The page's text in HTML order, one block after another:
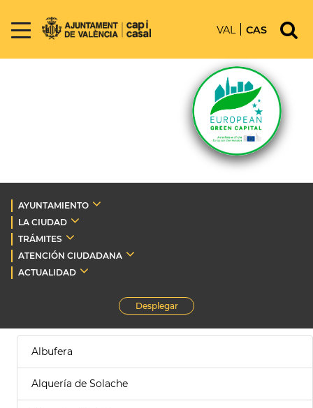
VAL CAS
AYUNTAMIENTO
LA CIUDAD
TRÁMITES
ATENCIÓN CIUDADANA
ACTUALIDAD
Desplegar
Albufera
Alquería de Solache